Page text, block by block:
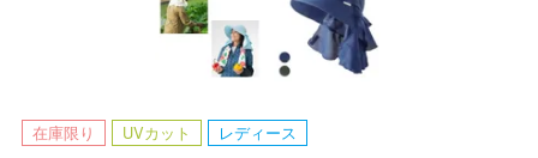
在庫限り UVカット レディース